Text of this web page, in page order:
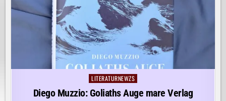
Posted
in
LITERATURNEWZS
Diego Muzzio: Goliaths Auge mare Verlag